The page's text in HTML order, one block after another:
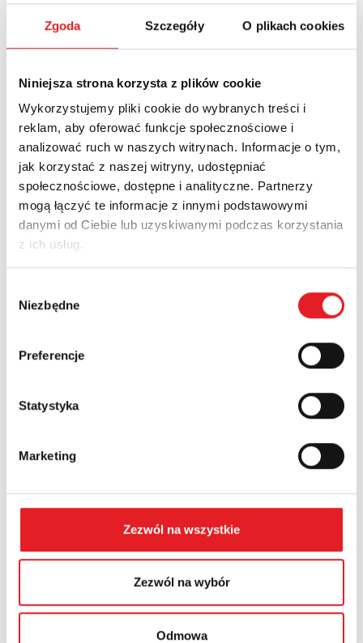
Zgoda Szczegóły O plikach cookies
Niniejsza strona korzysta z plików cookie
Wykorzystujemy pliki cookie do wybranych treści i
reklam, aby oferować funkcje społecznościowe i
analizować ruch w naszych witrynach. Informacje o tym,
jak korzystać z naszej witryny, udostępniać
społecznościowe, dostępne i analityczne. Partnerzy
mogą łączyć te informacje z innymi podstawowymi
danymi od Ciebie lub uzyskiwanymi podczas korzystania
z ich usług.
zgody
Niezbędne
Preferencje
Statystyka
Marketing
Zezwól na wszystkie
Zezwól na wybór
Odmowa
Certyfikat wiarygodności biznesowej
Nowości Aktualności
Przekaźnik półprzewodnikowy interfejsowy KSR-
Relpol wprowadza do oferty nowoczesny przekaźnik
półprzewodnikowy interfejsowy KSR-1-RSR25-B. Jest to